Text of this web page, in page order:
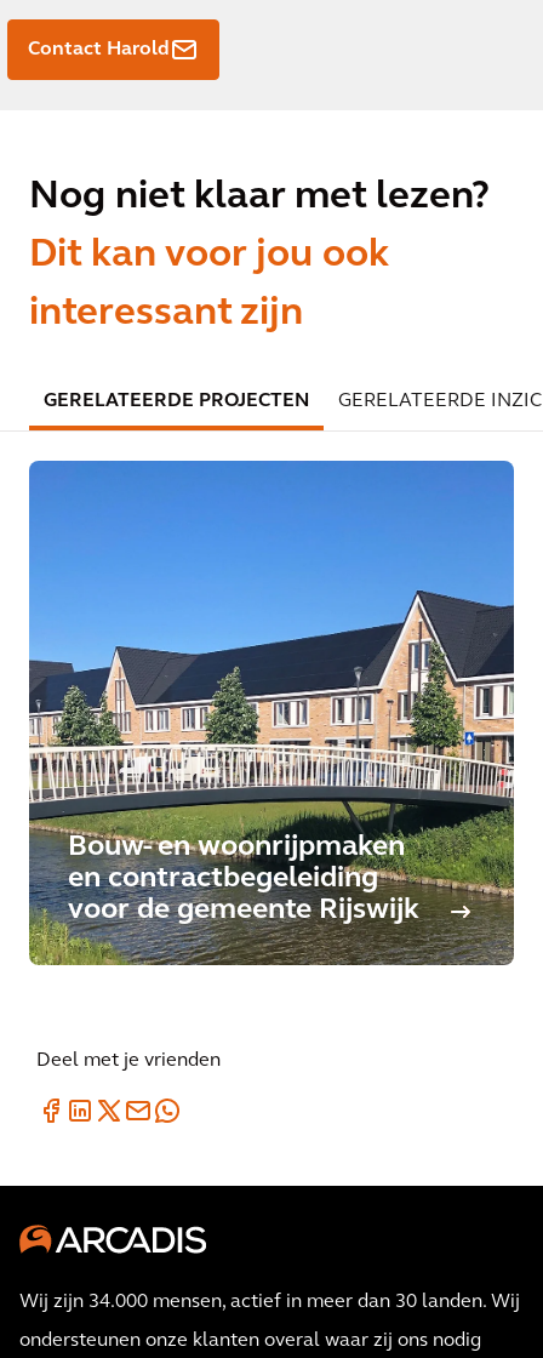
Contact Harold
Nog niet klaar met lezen?
Dit kan voor jou ook
interessant zijn
GERELATEERDE PROJECTEN GERELATEERDE
Bouw- en woonrijpmaken
en contractbegeleiding
voor de gemeente Rijswijk
Deel met je vrienden
Wij zijn 34.000 mensen, actief in meer dan 30 landen. Wij
ondersteunen onze klanten overal waar zij ons nodig